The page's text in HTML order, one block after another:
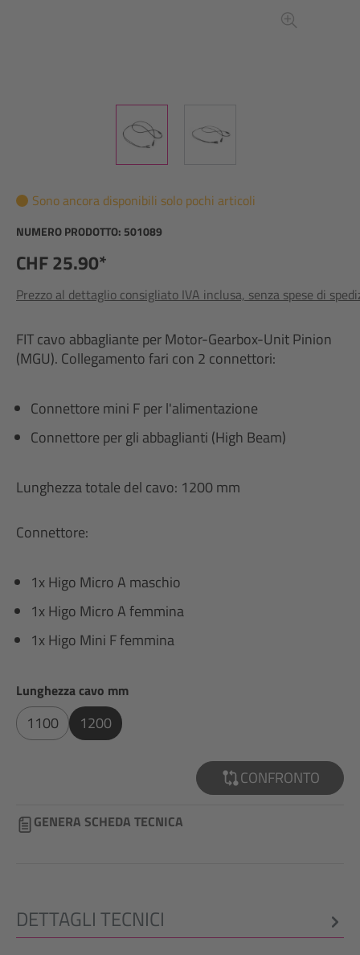
Sono ancora disponibili solo pochi articoli
NUMERO PRODOTTO: 501089
CHF 25.90*
Prezzo al dettaglio consigliato IVA inclusa, senza spese di
FIT cavo abbagliante per Motor-Gearbox-Unit Pinion
(MGU). Collegamento fari con 2 connettori:
Connettore mini F per l'alimentazione
Connettore per gli abbaglianti (High Beam)
Lunghezza totale del cavo: 1200 mm
Connettore:
1x Higo Micro A maschio
1x Higo Micro A femmina
1x Higo Mini F femmina
Seleziona
Lunghezza cavo mm
1100 1200
CONFRONTO
GENERA SCHEDA TECNICA
DETTAGLI TECNICI